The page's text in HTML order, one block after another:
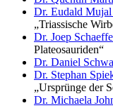
Dr. Eudald Mujal
„Triassische
Dr. Joep
Plateosauriden“
Dr. Daniel
Dr. Stephan
„Ursprünge der
Dr. Michaela